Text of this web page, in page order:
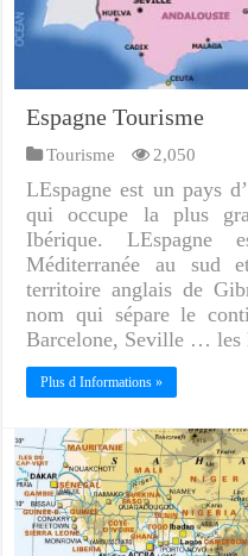
Espagne Tourisme
Tourisme 2,050
LEspagne est un pays
qui occupe la plus
Ibérique.
Méditerranée au sud
territoire anglais de
nom qui sépare le
Barcelone, Seville …
Plus d Informations »